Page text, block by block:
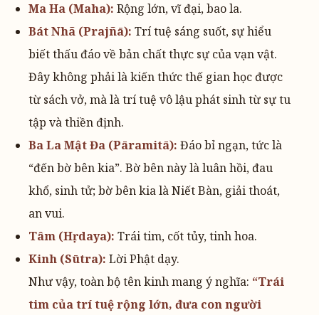
Ma Ha (Maha): Rộng lớn, vĩ đại, bao la.
Bát Nhã (Prajñā): Trí tuệ sáng suốt, sự hiểu
biết thấu đáo về bản chất thực sự của vạn vật.
Đây không phải là kiến thức thế gian học được
từ sách vở, mà là trí tuệ vô lậu phát sinh từ sự tu
tập và thiền định.
Ba La Mật Đa (Pāramitā): Đáo bỉ ngạn, tức là
“đến bờ bên kia”. Bờ bên này là luân hồi, đau
khổ, sinh tử; bờ bên kia là Niết Bàn, giải thoát,
an vui.
Tâm (Hṛdaya): Trái tim, cốt tủy, tinh hoa.
Kinh (Sūtra): Lời Phật dạy.
Như vậy, toàn bộ tên kinh mang ý nghĩa: “Trái
tim của trí tuệ rộng lớn, đưa con người